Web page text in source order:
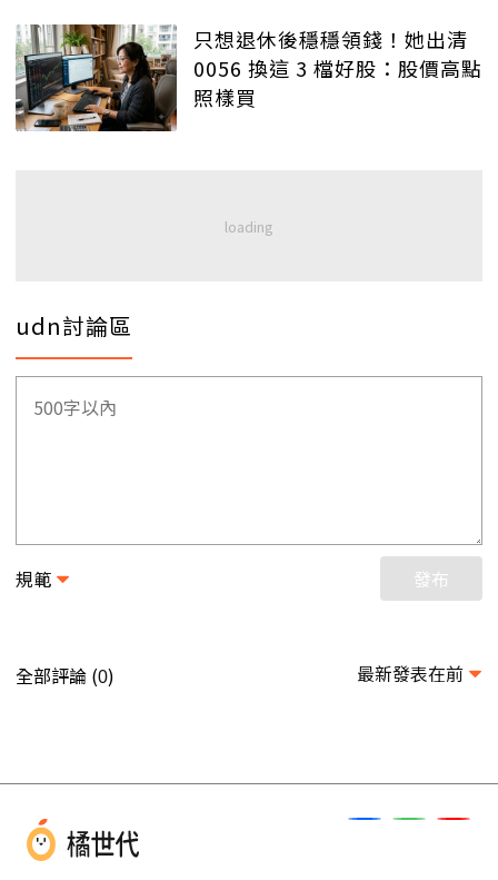
只想退休後穩穩領錢！她出清
0056 換這 3 檔好股：股價高點
照樣買
udn討論區
規範 發布
全部評論 (0) 最新發表在前